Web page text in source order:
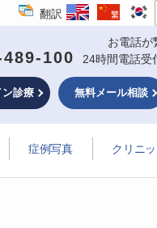
翻訳
お電話が
100 24時間電話受
診療 無料メール相談
症例写真 クリニ